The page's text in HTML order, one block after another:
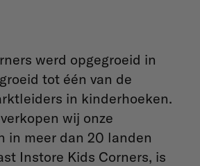
werd opgegroeid in
tot één van de
in kinderhoeken.
wij onze
in meer dan 20 landen
Instore Kids Corners, is